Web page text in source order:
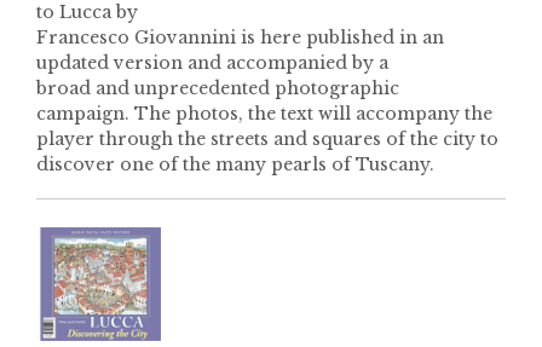
to Lucca by
Francesco Giovannini is here published in an
updated version and accompanied by a
broad and unprecedented photographic
campaign. The photos, the text will accompany the
player through the streets and squares of the city to
discover one of the many pearls of Tuscany.